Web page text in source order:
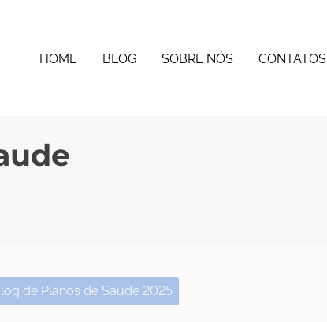
HOME BLOG SOBRE NÓS CONTATOS
de Planos de Saúde 2025